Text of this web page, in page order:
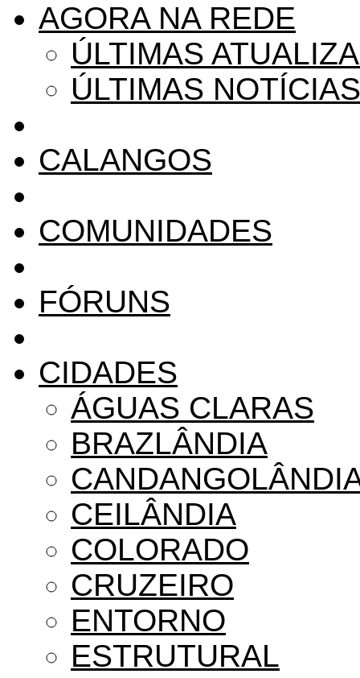
AGORA NA REDE
ÚLTIMAS
ÚLTIMAS NOTÍCIAS
CALANGOS
COMUNIDADES
FÓRUNS
CIDADES
ÁGUAS CLARAS
BRAZLÂNDIA
CEILÂNDIA
COLORADO
CRUZEIRO
ENTORNO
ESTRUTURAL